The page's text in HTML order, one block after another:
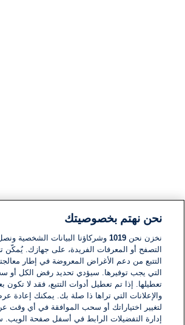
نحن نهتم بخصوصيتك
نخزن نحن1019 وشركاؤنا البيانات الشخصية
التصفح أو المعرفات الفريدة، على جهازك. يُمكّن
التتبع من دعم الأغراض المعروضة في إطار
التي يجب توفيرها. سيؤدي تحديد رفض الكل أو
تعطيلها. إذا تم تعطيل أدوات التتبع، فقد لا
والإعلانات التي تراها ذا صلة بك. يمكنك إعادة
لتغيير اختياراتك أو سحب الموافقة في أي وقت
إدارة التفضيلات الرابط في أسفل صفحة الويب.